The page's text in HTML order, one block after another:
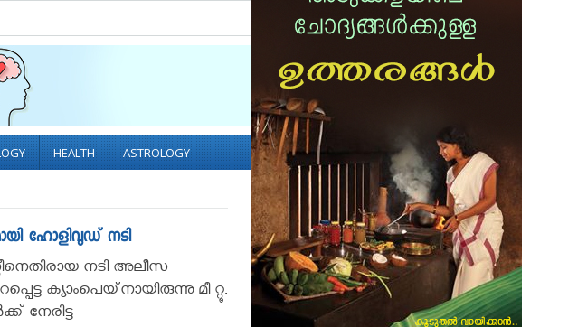
Socialize with us
HEALTH ASTROLOGY
ഹോളിവുഡ് നടി
നടി അലീസ
ക്യാംപെയ്‌നായിരുന്നു മീ റ്റൂ.
നേരിട്ട